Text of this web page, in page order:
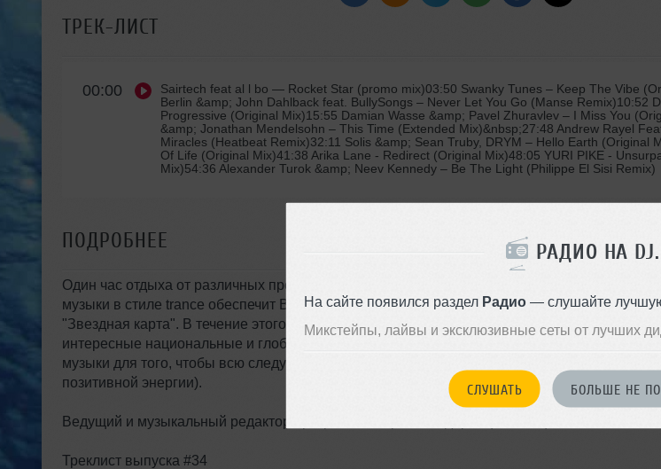
РАДИО НА
На сайте появился раздел Радио— слушайте
Микстейпы, лайвы и эксклюзивные сеты от лучших
СЛУШАТЬ БОЛЬШЕ НЕ
ТРЕК-ЛИСТ
00:00 Sairtech feat al l bo — Rocket Star (promo mix)03:50 Swanky Tunes – Keep The Vibe
Berlin &amp; John Dahlback feat. BullySongs – Never Let You Go (Manse Remix)10:52
Progressive (Original Mix)15:55 Damian Wasse &amp; Pavel Zhuravlev – I Miss You
&amp; Jonathan Mendelsohn – This Time (Extended Mix)&nbsp;27:48 Andrew Rayel
Miracles (Heatbeat Remix)32:11 Solis &amp; Sean Truby, DRYM – Hello Earth (Original
Of Life (Original Mix)41:38 Arika Lane - Redirect (Original Mix)48:05 YURI PIKE -
Mix)54:36 Alexander Turok &amp; Neev Kennedy – Be The Light (Philippe El Sisi Remix)
ПОДРОБНЕЕ
Один час отдыха от различных проблем и сложностей в космическом пространстве
музыки в стиле trance обеспечит Вам "Первое национальное trance-радиошоу
"Звездная карта". В течение этого выпуска для Вас прозвучат наиболее
интересные национальные и глобальные композиции этого стиля электронной
музыки для того, чтобы всю следующую неделю Вы ощущали прилив сил и
позитивной энергии).
Ведущий и музыкальный редактор программы - Артем Федоров (Sairtech).
Треклист выпуска #34